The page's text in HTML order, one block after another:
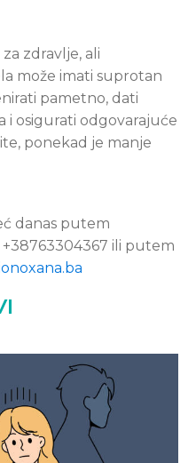
zdravlje, ali
može imati suprotan
pametno, dati
osigurati odgovarajuće
ponekad je manje
danas putem
ili putem